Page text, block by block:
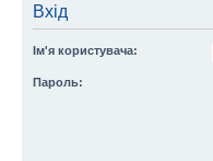
Вхід
Ім'я користувача:
Пароль: